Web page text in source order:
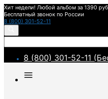
Хит недели! Любой альбом за 1390
Бесплатный звонок по России
8 (800) 301-52-11
8 (800) 301-52-11